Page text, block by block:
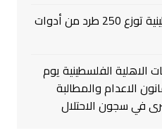
جمعية لجان المرأة الفلسطينية توزع 250 طرد من أدوات
الاهلية الفلسطينية يوم
الاعدام والمطالبة
في سجون الاحتلال